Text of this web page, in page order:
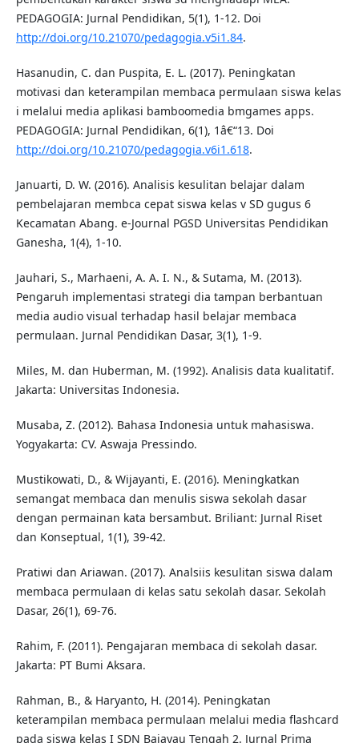
PEDAGOGIA: Jurnal Pendidikan, 5(1), 1-12. Doi
http://doi.org/10.21070/pedagogia.v5i1.84.
Hasanudin, C. dan Puspita, E. L. (2017). Peningkatan
motivasi dan keterampilan membaca permulaan siswa kelas
i melalui media aplikasi bamboomedia bmgames apps.
PEDAGOGIA: Jurnal Pendidikan, 6(1), 1â€“13. Doi
http://doi.org/10.21070/pedagogia.v6i1.618.
Januarti, D. W. (2016). Analisis kesulitan belajar dalam
pembelajaran membca cepat siswa kelas v SD gugus 6
Kecamatan Abang. e-Journal PGSD Universitas Pendidikan
Ganesha, 1(4), 1-10.
Jauhari, S., Marhaeni, A. A. I. N., & Sutama, M. (2013).
Pengaruh implementasi strategi dia tampan berbantuan
media audio visual terhadap hasil belajar membaca
permulaan. Jurnal Pendidikan Dasar, 3(1), 1-9.
Miles, M. dan Huberman, M. (1992). Analisis data kualitatif.
Jakarta: Universitas Indonesia.
Musaba, Z. (2012). Bahasa Indonesia untuk mahasiswa.
Yogyakarta: CV. Aswaja Pressindo.
Mustikowati, D., & Wijayanti, E. (2016). Meningkatkan
semangat membaca dan menulis siswa sekolah dasar
dengan permainan kata bersambut. Briliant: Jurnal Riset
dan Konseptual, 1(1), 39-42.
Pratiwi dan Ariawan. (2017). Analsiis kesulitan siswa dalam
membaca permulaan di kelas satu sekolah dasar. Sekolah
Dasar, 26(1), 69-76.
Rahim, F. (2011). Pengajaran membaca di sekolah dasar.
Jakarta: PT Bumi Aksara.
Rahman, B., & Haryanto, H. (2014). Peningkatan
keterampilan membaca permulaan melalui media flashcard
pada siswa kelas I SDN Bajayau Tengah 2. Jurnal Prima